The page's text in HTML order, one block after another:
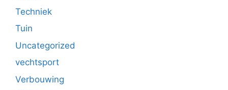
Techniek
Tuin
Uncategorized
vechtsport
Verbouwing